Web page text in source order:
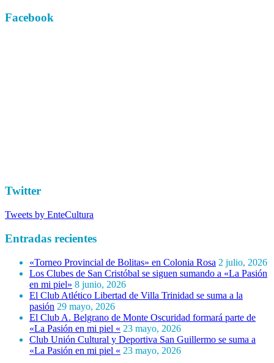
Facebook
Twitter
Tweets by EnteCultura
Entradas recientes
«Torneo Provincial de Bolitas» en Colonia Rosa 2 julio, 2026
Los Clubes de San Cristóbal se siguen sumando a «La Pasión
en mi piel» 8 junio, 2026
El Club Atlético Libertad de Villa Trinidad se suma a la
pasión 29 mayo, 2026
El Club A. Belgrano de Monte Oscuridad formará parte de
«La Pasión en mi piel « 23 mayo, 2026
Club Unión Cultural y Deportiva San Guillermo se suma a
«La Pasión en mi piel « 23 mayo, 2026